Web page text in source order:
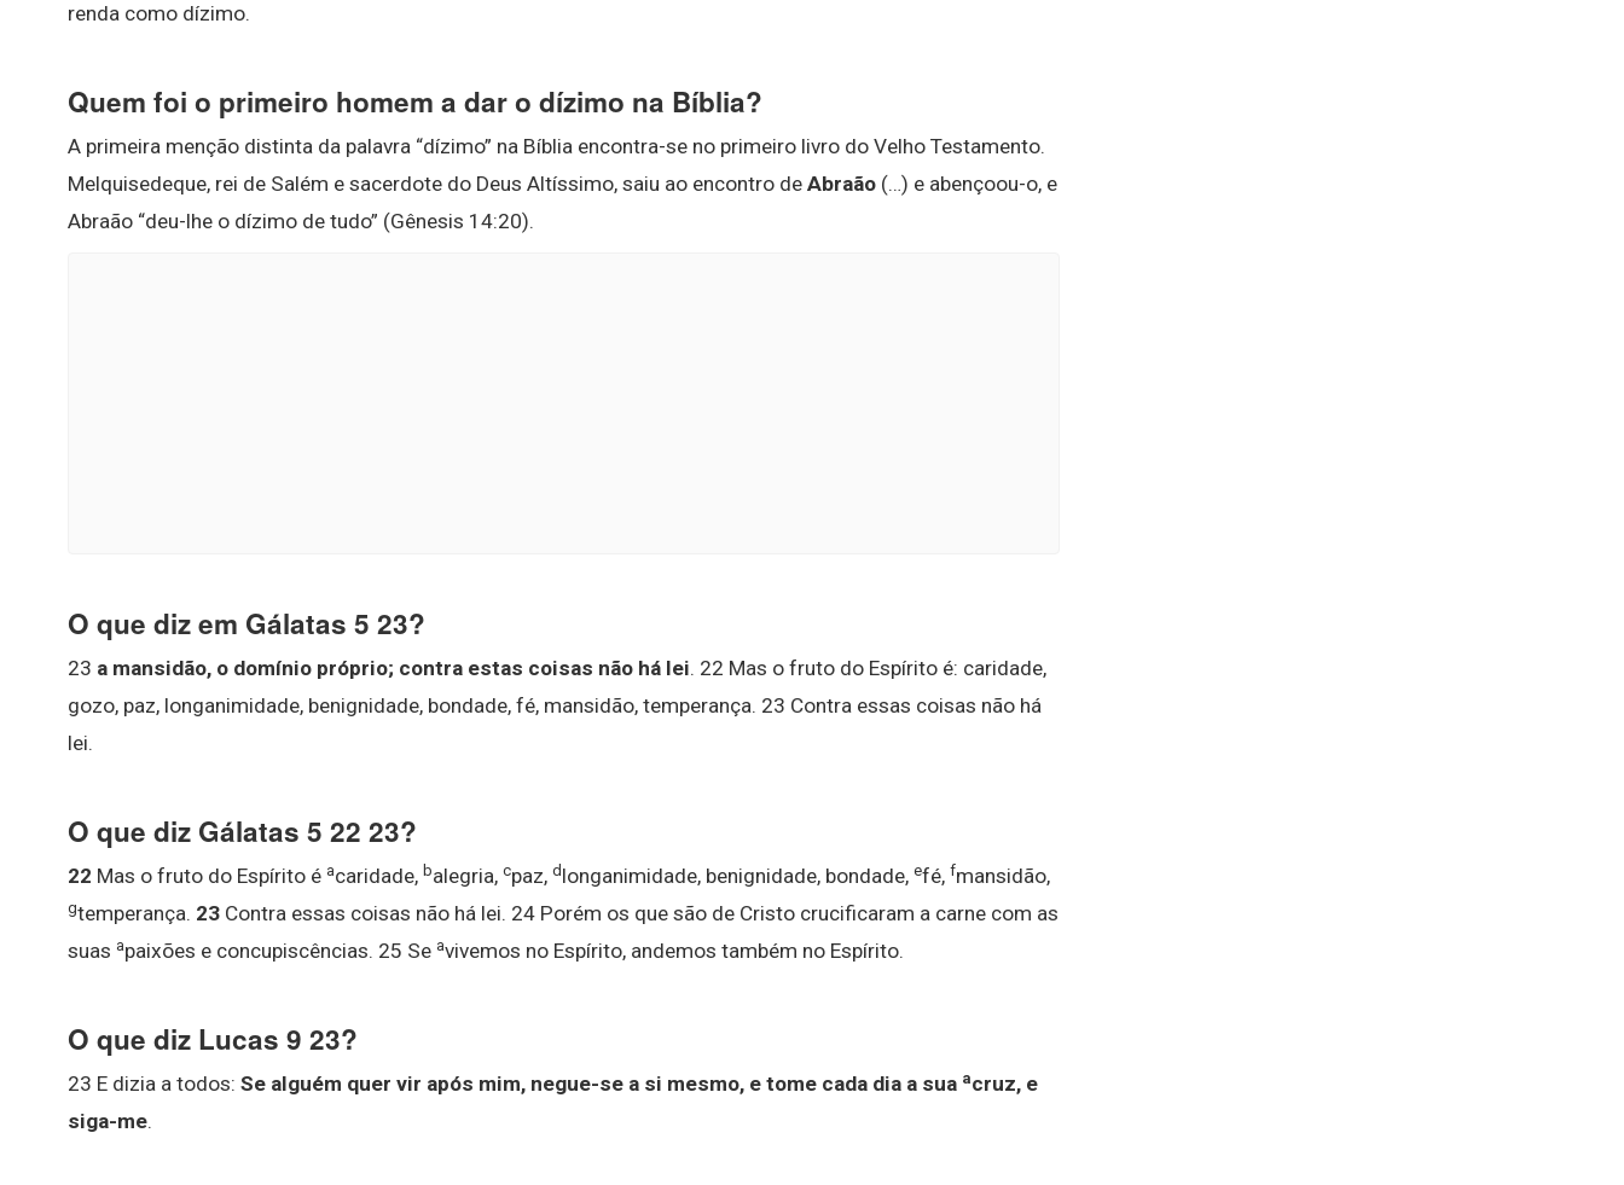
renda como dízimo.
Quem foi o primeiro homem a dar o dízimo na Bíblia?
A primeira menção distinta da palavra “dízimo” na Bíblia encontra-se no primeiro livro do Velho Testamento.
Melquisedeque, rei de Salém e sacerdote do Deus Altíssimo, saiu ao encontro de Abraão (…) e abençoou-o, e
Abraão “deu-lhe o dízimo de tudo” (Gênesis 14:20).
O que diz em Gálatas 5 23?
23 a mansidão, o domínio próprio; contra estas coisas não há lei. 22 Mas o fruto do Espírito é: caridade,
gozo, paz, longanimidade, benignidade, bondade, fé, mansidão, temperança. 23 Contra essas coisas não há
lei.
O que diz Gálatas 5 22 23?
22 Mas o fruto do Espírito é acaridade, balegria, cpaz, dlonganimidade, benignidade, bondade, efé, fmansidão,
gtemperança. 23 Contra essas coisas não há lei. 24 Porém os que são de Cristo crucificaram a carne com as
suas apaixões e concupiscências. 25 Se avivemos no Espírito, andemos também no Espírito.
O que diz Lucas 9 23?
23 E dizia a todos: Se alguém quer vir após mim, negue-se a si mesmo, e tome cada dia a sua acruz, e
siga-me.